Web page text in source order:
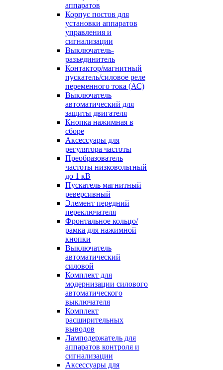
аппаратов
Корпус постов для
установки аппаратов
управления и
сигнализации
Выключатель-
разъединитель
Контактор/магнитный
пускатель/силовое реле
переменного тока (АС)
Выключатель
автоматический для
защиты двигателя
Кнопка нажимная в
сборе
Аксессуары для
регулятора частоты
Преобразователь
частоты низковольтный
до 1 кВ
Пускатель магнитный
реверсивный
Элемент передний
переключателя
Фронтальное кольцо/
рамка для нажимной
кнопки
Выключатель
автоматический
силовой
Комплект для
модернизации силового
автоматического
выключателя
Комплект
расширительных
выводов
Ламподержатель для
аппаратов контроля и
сигнализации
Аксессуары для